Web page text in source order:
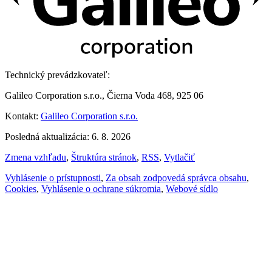
Technický prevádzkovateľ:
Galileo Corporation s.r.o., Čierna Voda 468, 925 06
Kontakt: Galileo Corporation s.r.o.
Posledná aktualizácia: 6. 8. 2026
Zmena vzhľadu, Štruktúra stránok, RSS, Vytlačiť
Vyhlásenie o prístupnosti, Za obsah zodpovedá správca obsahu,
Cookies, Vyhlásenie o ochrane súkromia, Webové sídlo